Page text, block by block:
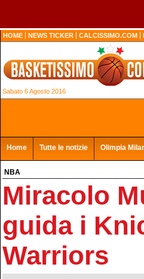
HOME NEWS TICKER CALCISSIMO.COM
Sabato 6 Agosto 2016
Home Tutte le notizie Olimpia
NBA
Miracolo
guida i
Warriors